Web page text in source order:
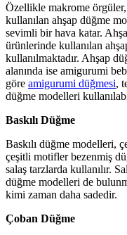
Özellikle makrome
kullanılan ahşap düğme
sevimli bir hava katar.
ürünlerinde kullanılan
kullanılmaktadır. Ahşap
alanında ise amigurumi
göre amigurumi düğmesi,
düğme modelleri
Baskılı Düğme
Baskılı düğme modelleri,
çeşitli motifler bezenmiş
salaş tarzlarda kullanılır.
düğme modelleri de
kimi zaman daha sadedir.
Çoban Düğme